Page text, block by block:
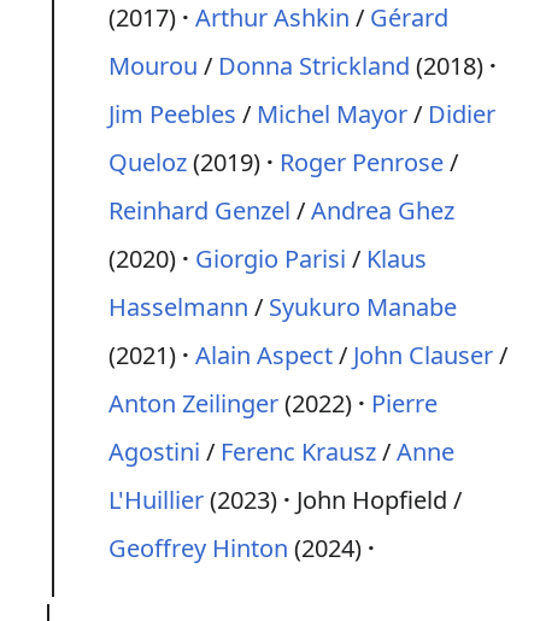
(2017) Arthur Ashkin / Gérard
Mourou / Donna Strickland (2018)
Jim Peebles / Michel Mayor/ Didier
Queloz(2019) Roger Penrose/
Reinhard Genzel /Andrea Ghez
(2020)
Giorgio Parisi / Klaus
Hasselmann / Syukuro Manabe
(2021) Alain Aspect/ John Clauser/
Anton Zeilinger(2022)
Pierre
Agostini / Ferenc Krausz/Anne
L'Huillier(2023)
John Hopfield /
Geoffrey Hinton (2024)